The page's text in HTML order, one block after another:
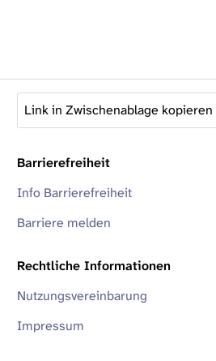
Link in Zwischenablage kopieren
Barrierefreiheit
Info Barrierefreiheit
Barriere melden
Rechtliche Informationen
Nutzungsvereinbarung
Impressum